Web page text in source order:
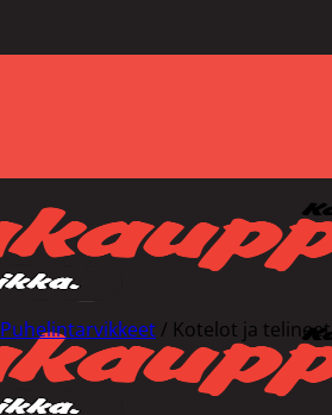
Puhelintarvikkeet / Kotelot ja telineet